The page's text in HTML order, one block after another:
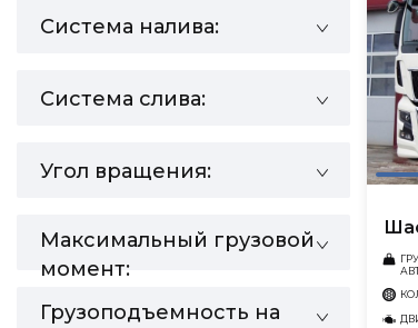
Система налива:
Система слива:
Угол вращения:
Максимальный грузовой
момент:
Грузоподъемность на